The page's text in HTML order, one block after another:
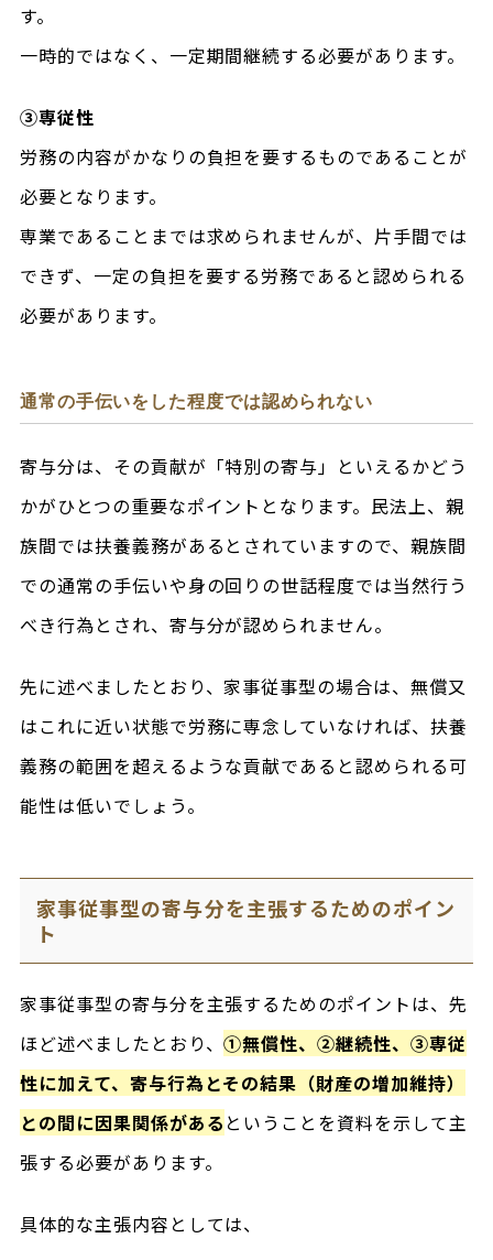
す。
一時的ではなく、一定期間継続する必要があります。
③専従性
労務の内容がかなりの負担を要するものであることが
必要となります。
専業であることまでは求められませんが、片手間では
できず、一定の負担を要する労務であると認められる
必要があります。
通常の手伝いをした程度では認められない
寄与分は、その貢献が「特別の寄与」といえるかどう
かがひとつの重要なポイントとなります。民法上、親
族間では扶養義務があるとされていますので、親族間
での通常の手伝いや身の回りの世話程度では当然行う
べき行為とされ、寄与分が認められません。
先に述べましたとおり、家事従事型の場合は、無償又
はこれに近い状態で労務に専念していなければ、扶養
義務の範囲を超えるような貢献であると認められる可
能性は低いでしょう。
家事従事型の寄与分を主張するためのポイン
ト
家事従事型の寄与分を主張するためのポイントは、先
ほど述べましたとおり、①無償性、②継続性、③専従
性に加えて、寄与行為とその結果（財産の増加維持）
との間に因果関係がある ということを資料を示して主
張する必要があります。
具体的な主張内容としては、